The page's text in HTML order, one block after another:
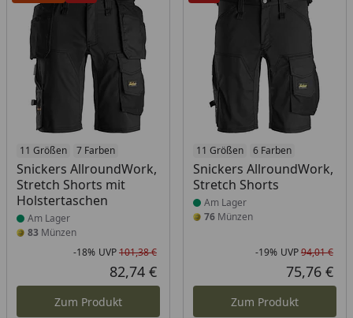
11 Größen 7 Farben
Snickers AllroundWork,
Stretch Shorts mit
Holstertaschen
Produkt am Lager
Am Lager
83 Münzen
Rabatt in Prozent
-18%
Ursprünglicher Preis
UVP101,38 €
Aktueller Preis
82,74 €
Zum Produkt
11 Größen 6 Farben
Snickers AllroundWork,
Stretch Shorts
Produkt am Lager
Am Lager
76Münzen
-19% UVP94,01 €
75,76 €
Zum Produkt